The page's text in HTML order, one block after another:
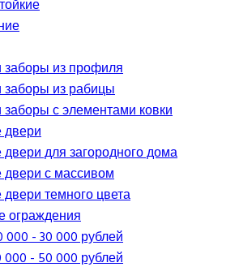
заборы из профиля
заборы из рабицы
с элементами ковки
для загородного дома
с массивом
темного цвета
ограждения
- 30 000 рублей
- 50 000 рублей